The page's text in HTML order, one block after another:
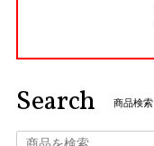
Search 商品検索